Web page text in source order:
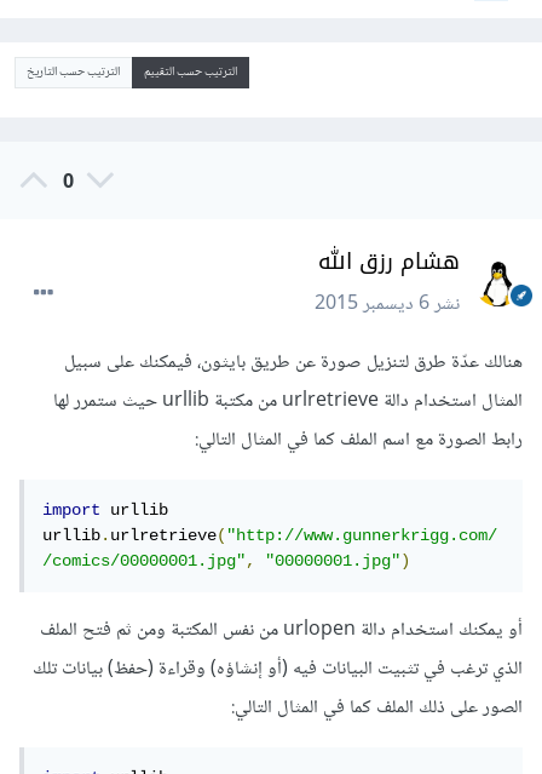
الترتيب حسب التقييم الترتيب حسب التاريخ
0
هشام رزق الله
نشر6 ديسمبر 2015
هنالك عدّة طرق لتنزيل صورة عن طريق بايثون، فيمكنك على سبيل
المثال استخدام دالة urlretrieve من مكتبة urllib حيث ستمرر لها
رابط الصورة مع اسم الملف كما في المثال التالي:
import
urllib
urllib.urlretrieve("http://www.gunnerkrigg.com/
/comics/00000001.jpg", "00000001.jpg")
أو يمكنك استخدام دالة urlopen من نفس المكتبة ومن ثم فتح الملف
الذي ترغب في تثبيت البيانات فيه (أو إنشاؤه) وقراءة (حفظ) بيانات تلك
الصور على ذلك الملف كما في المثال التالي: